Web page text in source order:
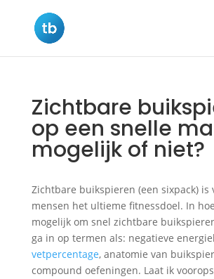
Zichtbare
op een snelle
mogelijk of niet?
Zichtbare buikspieren (een sixpack) is
mensen het ultieme fitnessdoel. In
mogelijk om snel zichtbare
ga in op termen als: negatieve
vetpercentage, anatomie van
compound oefeningen. Laat ik